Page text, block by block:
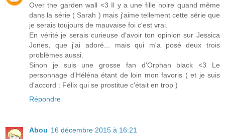
Over the garden wall <3 Il y a une fille noire quand même
dans la série ( Sarah ) mais j'aime tellement cette série que
je serais toujours de mauvaise foi c'est vrai.
En vérité je serais curieuse d'avoir ton opinion sur Jessica
Jones, que j'ai adoré... mais qui m'a posé deux trois
problèmes aussi.
Sinon je suis une grosse fan d'Orphan black <3 Le
personnage d'Héléna étant de loin mon favoris ( et je suis
d'accord : Félix qui se prostitue c'était en trop )
Répondre
Abou 16 décembre 2015 à 16:21